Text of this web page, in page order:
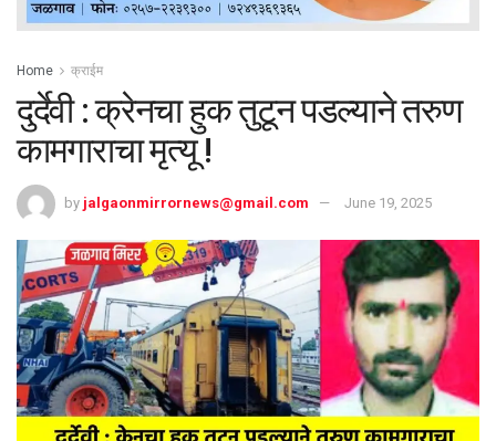
Home क्राईम
दुर्देवी : क्रेनचा हुक तुटून पडल्याने तरुण
कामगाराचा मृत्यू !
by jalgaonmirrornews@gmail.com June 19, 2025